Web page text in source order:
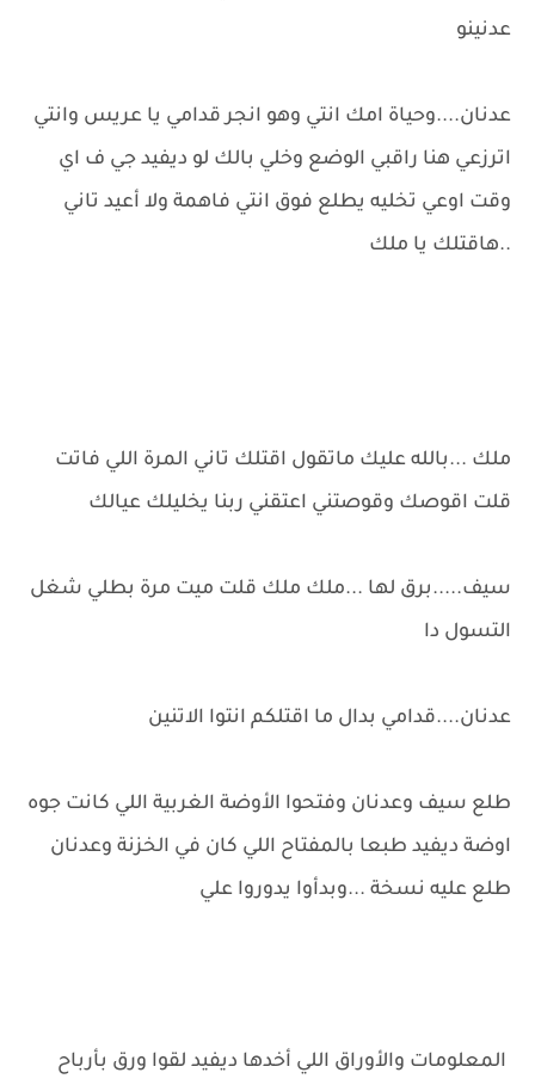
عدنينو
عدنان....وحياة امك انتي وهو انجر قدامي يا عريس وانتي
اترزعي هنا راقبي الوضع وخلي بالك لو ديفيد جي ف اي
وقت اوعي تخليه يطلع فوق انتي فاهمة ولا أعيد تاني
..هاقتلك يا ملك
ملك ...بالله عليك ماتقول اقتلك تاني المرة اللي فاتت
قلت اقوصك وقوصتني اعتقني ربنا يخليلك عيالك
سيف.....برق لها ...ملك ملك قلت ميت مرة بطلي شغل
التسول دا
عدنان....قدامي بدال ما اقتلكم انتوا الاتنين
طلع سيف وعدنان وفتحوا الأوضة الغربية اللي كانت جوه
اوضة ديفيد طبعا بالمفتاح اللي كان في الخزنة وعدنان
طلع عليه نسخة ...وبدأوا يدوروا علي
المعلومات والأوراق اللي أخدها ديفيد لقوا ورق بأرباح